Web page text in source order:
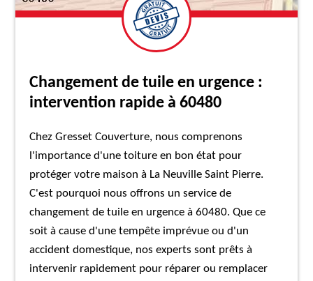
Changement de tuile en urgence :
intervention rapide à 60480
Chez Gresset Couverture, nous comprenons
l'importance d'une toiture en bon état pour
protéger votre maison à La Neuville Saint Pierre.
C'est pourquoi nous offrons un service de
changement de tuile en urgence à 60480. Que ce
soit à cause d'une tempête imprévue ou d'un
accident domestique, nos experts sont prêts à
intervenir rapidement pour réparer ou remplacer